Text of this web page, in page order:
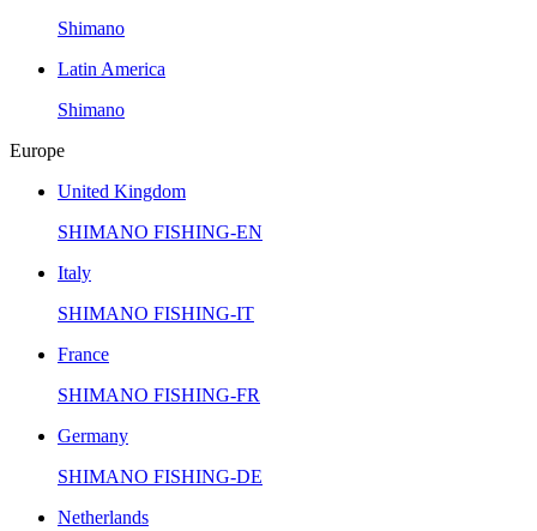
Shimano
Latin America
Shimano
Europe
United Kingdom
SHIMANO FISHING-EN
Italy
SHIMANO FISHING-IT
France
SHIMANO FISHING-FR
Germany
SHIMANO FISHING-DE
Netherlands